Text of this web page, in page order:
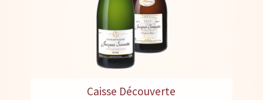
Caisse Découverte